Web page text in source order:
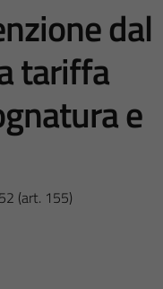
dal
tariffa
e
(art. 155)